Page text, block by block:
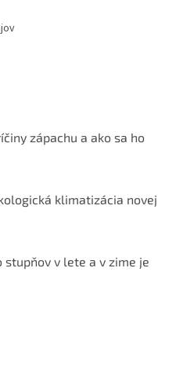
zápachu a ako sa ho
klimatizácia novej
v lete a v zime je